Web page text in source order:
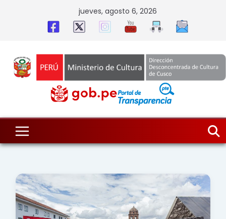
jueves, agosto 6, 2026